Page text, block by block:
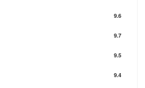
9.6
9.7
9.5
9.4